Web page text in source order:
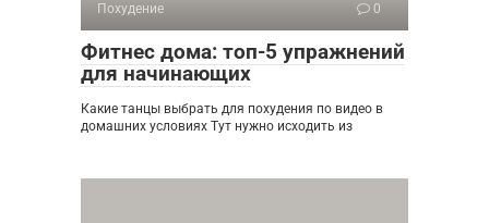
Похудение 0
Фитнес дома: топ-5 упражнений
для начинающих
Какие танцы выбрать для похудения по видео в
домашних условиях Тут нужно исходить из